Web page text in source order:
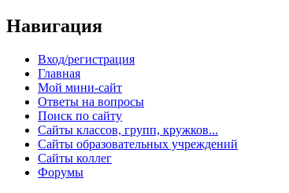
Навигация
Вход/регистрация
Главная
Мой мини-сайт
Ответы на вопросы
Поиск по сайту
Сайты классов, групп, кружков...
Сайты образовательных учреждений
Сайты коллег
Форумы